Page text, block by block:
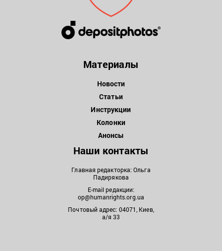
Материалы
Новости
Статьи
Инструкции
Колонки
Анонсы
Наши контакты
Главная редакторка: Ольга
Падирякова
E-mail редакции:
op@humanrights.org.ua
Почтовый адрес: 04071, Киев,
а/я 33